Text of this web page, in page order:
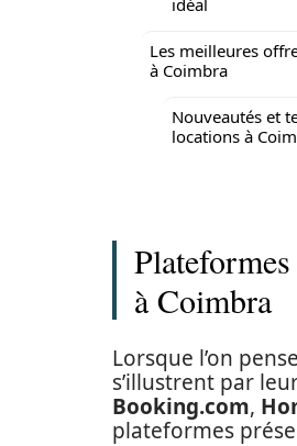
idéal
Les meilleures
à Coimbra
Nouveautés et
locations à
à Coimbra
Lorsque l’on
s’illustrent par
Booking.com,
plateformes